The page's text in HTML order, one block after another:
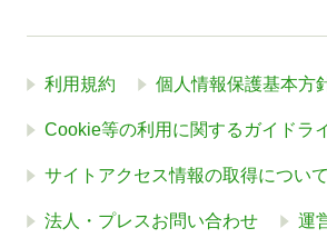
利用規約 個人情報保護基本方
Cookie等の利用に関するガイドラ
サイトアクセス情報の取得について
法人・プレスお問い合わせ 運